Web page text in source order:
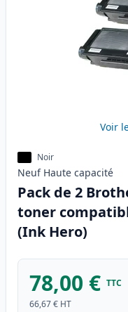
Voir
Noir
Neuf Haute capacité
Pack de 2
toner
(Ink Hero)
78,00 € TTC
66,67 € HT